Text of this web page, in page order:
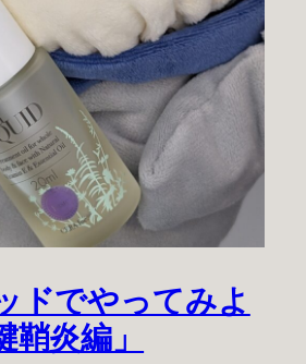
ドでやってみよ
炎編」